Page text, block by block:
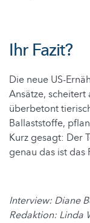
Ihr Fazit?
Die neue US-
Ansätze,
überbetont
Ballaststoffe,
Kurz gesagt: Der
genau das ist das
Interview: Diane
Redaktion: Linda